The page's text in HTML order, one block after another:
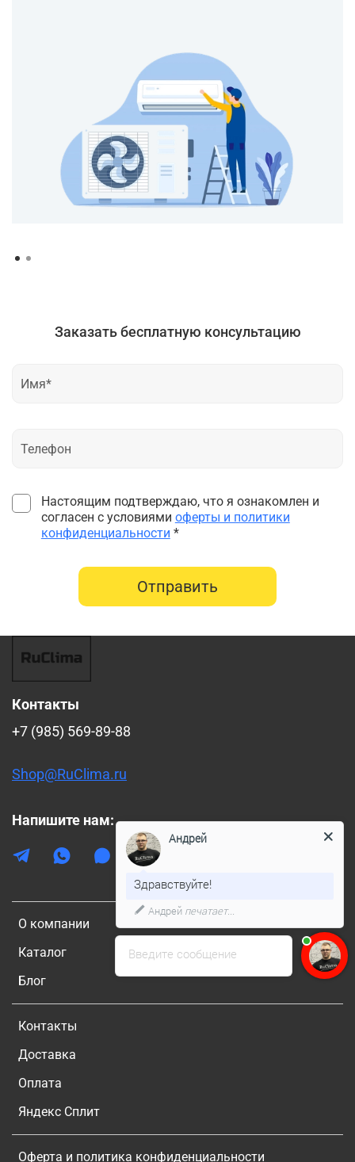
Заказать бесплатную консультацию
Настоящим подтверждаю, что я ознакомлен и
согласен с условиями оферты и политики
конфиденциальности *
Отправить
О компании
Каталог
Блог
Контакты
Доставка
Оплата
Яндекс Сплит
Оферта и политика конфиденциальности
Контакты
+7 (985) 569-89-88
Shop@RuClima.ru
Напишите нам:
Введите сообщение
Андрей
Здравствуйте!
Андрей печатает...